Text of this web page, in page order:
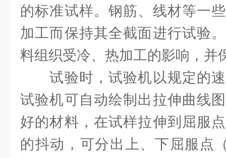
的标准试样。钢筋、线材等一
加工而保持其全截面进行试验
料组织受冷、热加工的影响，并
试验时，试验机以规定的速
试验机可自动绘制出拉伸曲线
好的材料，在试样拉伸到屈服
的抖动，可分出上、下屈服点